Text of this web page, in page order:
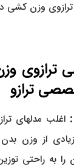
وزن کشی
ترازو
اغلب مدلهای
از وزن بدن
را به راحتی